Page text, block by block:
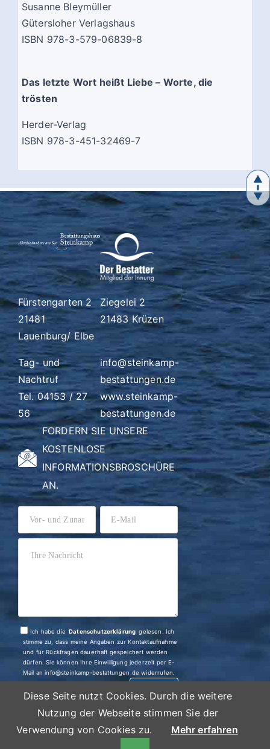
Susanne Bleymüller
Gütersloher Verlagshaus
ISBN 978-3-579-06839-8
Das letzte Wort heißt Liebe – Worte, die
trösten
Herder-Verlag
ISBN 978-3-451-32469-7
Fürstengarten 2
21481
Lauenburg/ Elbe
Ziegelei 2
21483 Krüzen
Tag- und
Nachtruf
Tel. 04153 / 27
56
info@steinkamp-
bestattungen.de
www.steinkamp-
bestattungen.de
FORDERN SIE UNSERE
KOSTENLOSE
INFORMATIONSBROSCHÜRE
AN.
Ich habe die Datenschutzerklärung gelesen. Ich
stimme zu, dass meine Angaben zur Kontaktaufnahme
und für Rückfragen dauerhaft gespeichert werden
dürfen. Sie können Ihre Einwilligung jederzeit per E-
Mail an info@steinkamp-bestattungen.de widerrufen.
SENDEN
Alle Rechte vorbehalten Copyright 2026 | Bestattungshaus
Diese Seite nutzt Cookies. Durch die weitere
Nutzung der Webseite stimmen Sie der
Verwendung von Cookies zu.
Mehr erfahren